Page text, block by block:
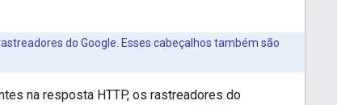
do Google. Esses cabeçalhos também são
na resposta HTTP, os rastreadores do